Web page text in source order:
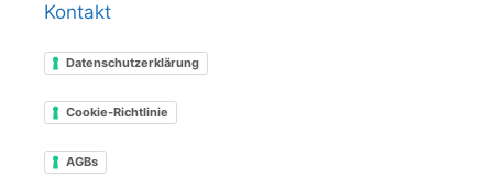
Kontakt
Datenschutzerklärung
Cookie-Richtlinie
AGBs